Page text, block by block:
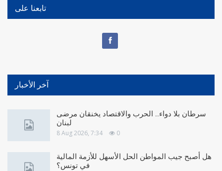
تابعنا على
آخر الأخبار
سرطان بلا دواء.. الحرب والاقتصاد يخنقان مرضى
لبنان
8 Aug 2026, 7:34 0
هل أصبح جيب المواطن الحل الأسهل للأزمة المالية
في تونس؟